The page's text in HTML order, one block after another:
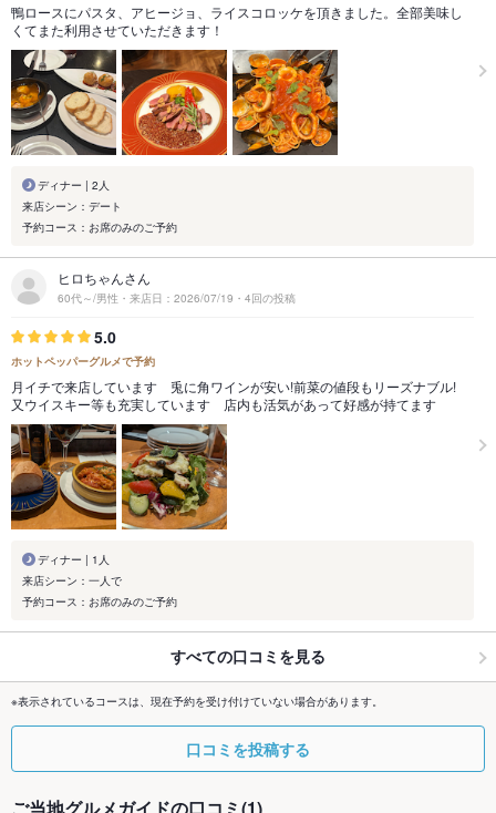
鴨ロースにパスタ、アヒージョ、ライスコロッケを頂きました。全部美味し
くてまた利用させていただきます！
ディナー | 2人
来店シーン：デート
予約コース：お席のみのご予約
ヒロちゃんさん
60代～/男性・来店日：2026/07/19・4回の投稿
5.0
ホットペッパーグルメで予約
月イチで来店しています 兎に角ワインが安い!前菜の値段もリーズナブル!
又ウイスキー等も充実しています 店内も活気があって好感が持てます
ディナー | 1人
来店シーン：一人で
予約コース：お席のみのご予約
すべての口コミを見る
※表示されているコースは、現在予約を受け付けていない場合があります。
口コミを投稿する
ご当地グルメガイドの口コミ(1)